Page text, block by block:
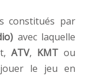
constitués par
avec laquelle
ATV, KMTou
le jeu en